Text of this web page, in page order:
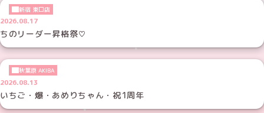
新宿 東口店
2026.08.17
ちのリーダー昇格祭♡
秋葉原 AKIBA
2026.08.13
いちご・爆・あめりちゃん・祝1周年